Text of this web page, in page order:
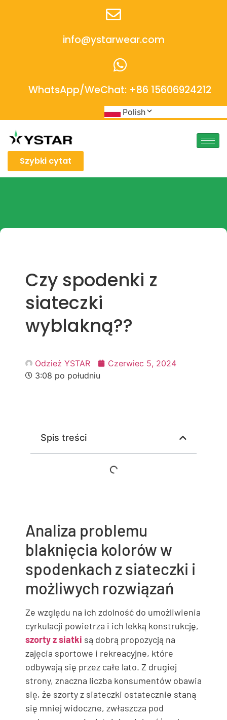
info@ystarwear.com
WhatsApp/WeChat: +86 15606924212
Polish
Szybki cytat
Czy spodenki z
siateczki
wyblakną??
Odzież YSTAR
Czerwiec 5, 2024
3:08 po południu
Spis treści
Analiza problemu
blaknięcia kolorów w
spodenkach z siateczki i
możliwych rozwiązań
Ze względu na ich zdolność do umożliwienia
cyrkulacji powietrza i ich lekką konstrukcję,
szorty z siatki są dobrą propozycją na
zajęcia sportowe i rekreacyjne, które
odbywają się przez całe lato. Z drugiej
strony, znaczna liczba konsumentów obawia
się, że szorty z siateczki ostatecznie staną
się mniej widoczne, zwłaszcza pod